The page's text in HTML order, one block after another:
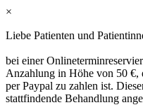
×
Liebe Patienten und
bei einer
Anzahlung in Höhe von 50
per Paypal zu zahlen ist.
stattfindende Behandlung